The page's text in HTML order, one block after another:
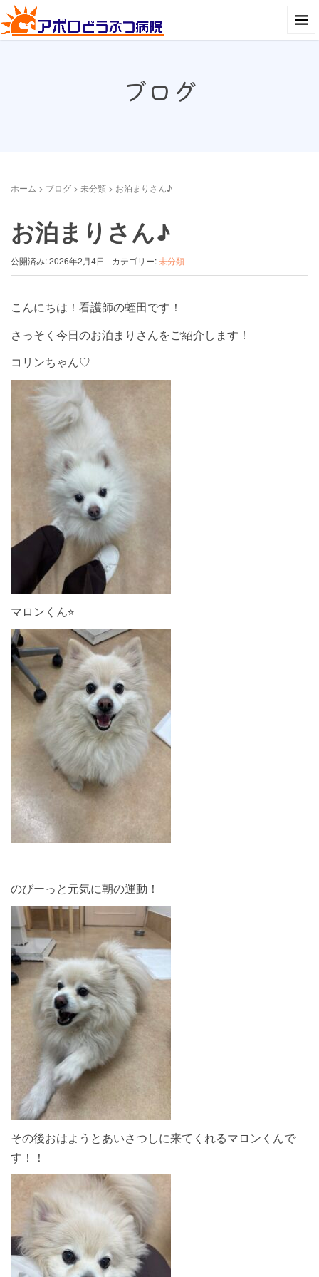
ブログ
ホーム > ブログ > 未分類 > お泊まりさん♪
お泊まりさん♪
公開済み: 2026年2月4日 カテゴリー:未分類
こんにちは！看護師の蛭田です！
さっそく今日のお泊まりさんをご紹介します！
コリンちゃん♡
マロンくん⭐︎
のびーっと元気に朝の運動！
その後おはようとあいさつしに来てくれるマロンくんで
す！！